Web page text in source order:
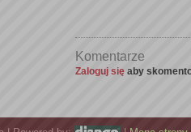
Komentarze
Zaloguj się aby